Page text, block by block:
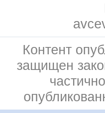
Контент
защищен